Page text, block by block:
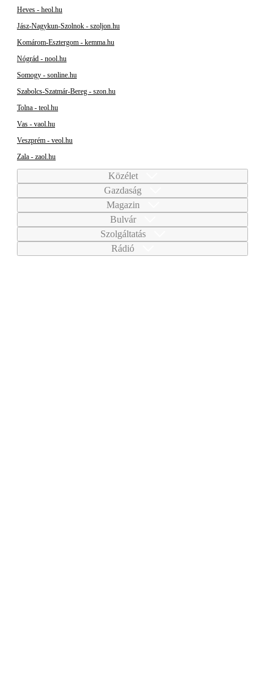
Heves - heol.hu
Jász-Nagykun-Szolnok - szoljon.hu
Komárom-Esztergom - kemma.hu
Nógrád - nool.hu
Somogy - sonline.hu
Szabolcs-Szatmár-Bereg - szon.hu
Tolna - teol.hu
Vas - vaol.hu
Veszprém - veol.hu
Zala - zaol.hu
Közélet
Gazdaság
Magazin
Bulvár
Szolgáltatás
Rádió